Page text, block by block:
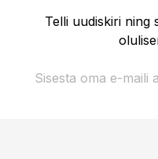
Telli uudiskiri ning